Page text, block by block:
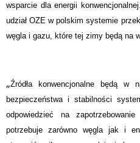
wsparcie dla energii
udział OZE w polskim systemie
węgla i gazu, które tej zimy będą na
„Źródła konwencjonalne będą w
bezpieczeństwa i stabilności
odpowiedzieć na
potrzebuje zarówno węgla jak i